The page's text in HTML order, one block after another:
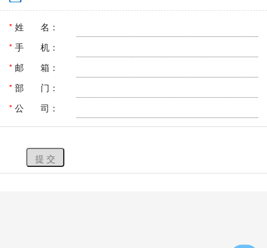
* 姓 名：
* 手 机：
* 邮 箱：
* 部 门：
* 公 司：
提 交